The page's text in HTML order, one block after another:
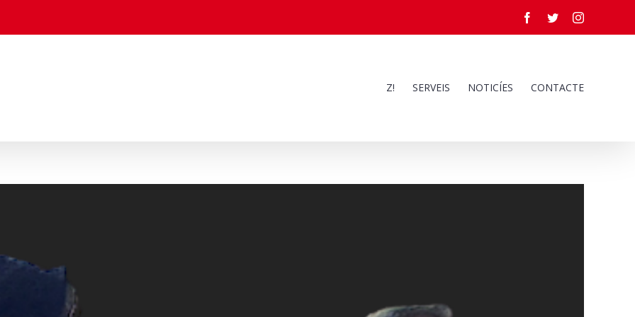
Facebook
TwitterInstagram
Z! SERVEIS NOTICÍES CONTACTE